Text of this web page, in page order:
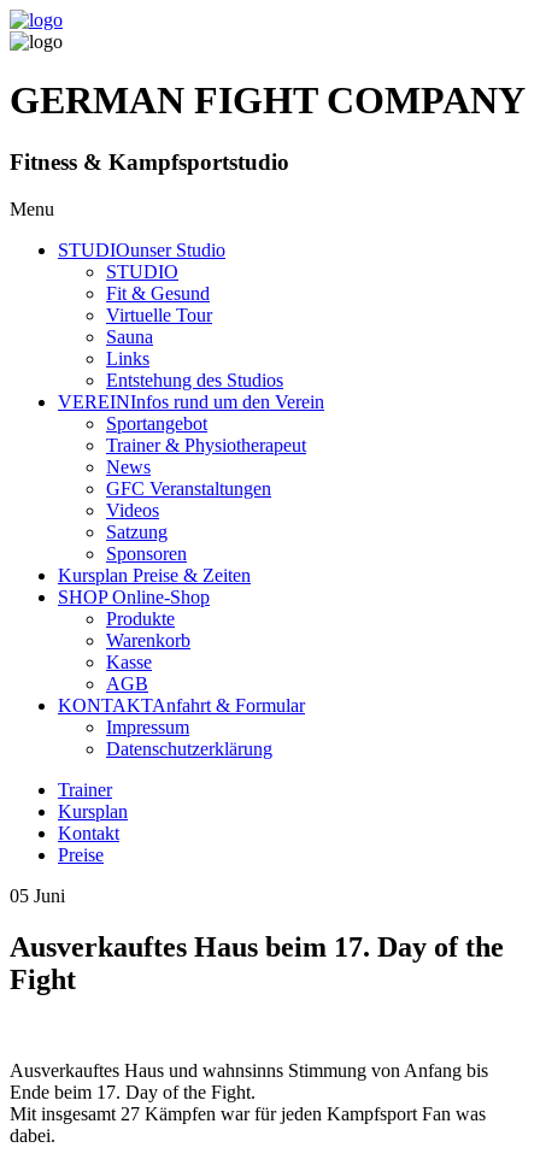
GERMAN FIGHT COMPANY
Fitness & Kampfsportstudio
Menu
STUDIOunser Studio
STUDIO
Fit & Gesund
Virtuelle Tour
Sauna
Links
Entstehung des Studios
VEREINInfos rund um den Verein
Sportangebot
Trainer& Physiotherapeut
News
GFC Veranstaltungen
Videos
Satzung
Sponsoren
Kursplan Preise & Zeiten
SHOPOnline-Shop
Produkte
Warenkorb
Kasse
AGB
KONTAKTAnfahrt & Formular
Impressum
Datenschutzerklärung
Trainer
Kursplan
Kontakt
Preise
05 Juni
Ausverkauftes Haus beim 17. Day of the
Fight
Ausverkauftes Haus und wahnsinns Stimmung von Anfang bis
Ende beim 17. Day of the Fight.
Mit insgesamt 27 Kämpfen war für jeden Kampfsport Fan was
dabei.